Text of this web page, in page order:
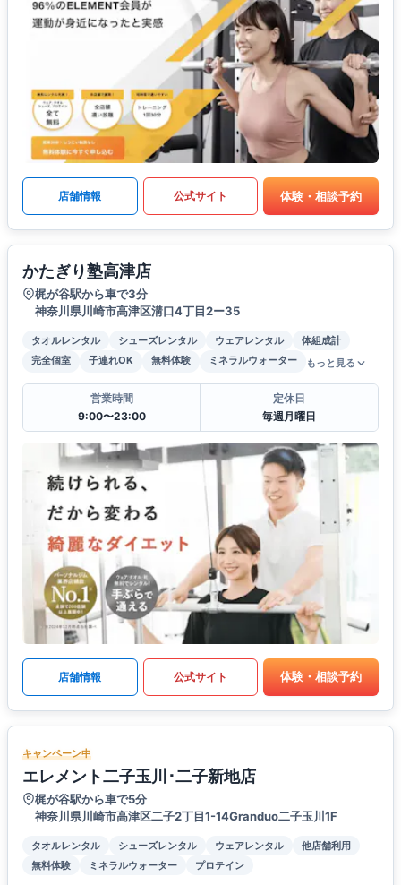
店舗情報 公式サイト 体験・相談予約
かたぎり塾高津店
梶が谷駅から車で3分
神奈川県川崎市高津区溝口4丁目2ー35
タオルレンタル シューズレンタル ウェアレンタル
体組成計
完全個室
子連れOK 無料体験 ミネラルウォーター もっと見る
営業時間
9:00〜23:00
定休日
毎週月曜日
店舗情報 公式サイト 体験・相談予約
キャンペーン中
エレメント二子玉川･二子新地店
梶が谷駅から車で5分
神奈川県川崎市高津区二子2丁目1-14Granduo二子玉川1F
タオルレンタル シューズレンタル ウェアレンタル
他店舗利用
無料体験
ミネラルウォーター プロテイン